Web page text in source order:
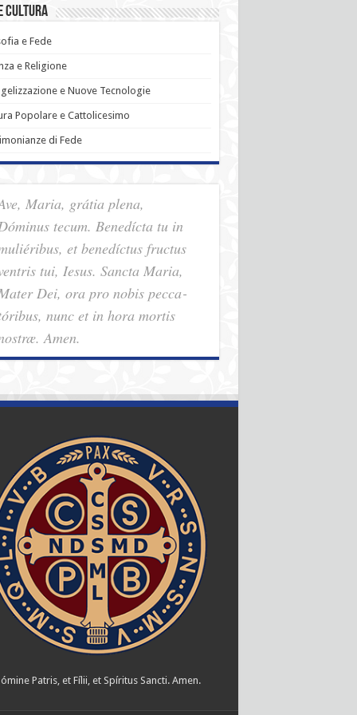
Cultura
e Fede
e Religione
e Nuove Tecnologie
Popolare e Cattolicesimo
di Fede
Maria, grátia plena,
tecum. Benedícta tu in
et benedíctus fructus
tui, Iesus. Sancta Maria,
Dei, ora pro nobis pec­ca­
nunc et in hora mortis
Amen.
Patris, et Fílii, et Spíritus Sancti. Amen.